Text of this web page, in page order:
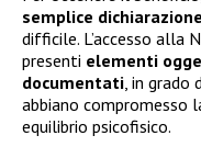
semplice dichiarazione
difficile. L’accesso alla
presenti elementi
documentati, in grado
abbiano compromesso
equilibrio psicofisico.